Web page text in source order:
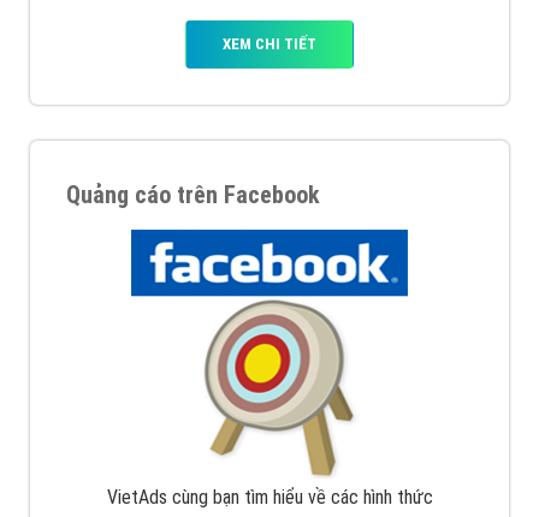
XEM CHI TIẾT
Quảng cáo trên Facebook
VietAds cùng bạn tìm hiểu về các hình thức